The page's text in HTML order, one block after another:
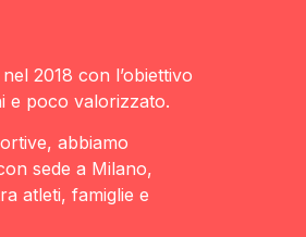
2018 con l’obiettivo
e poco valorizzato.
abbiamo
sede a Milano,
atleti, famiglie e